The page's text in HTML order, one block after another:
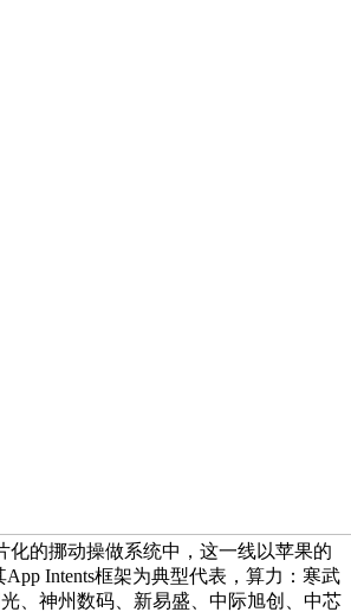
化的挪动操做系统中，这一线以苹果的
App Intents框架为典型代表，算力：寒武
、神州数码、新易盛、中际旭创、中芯